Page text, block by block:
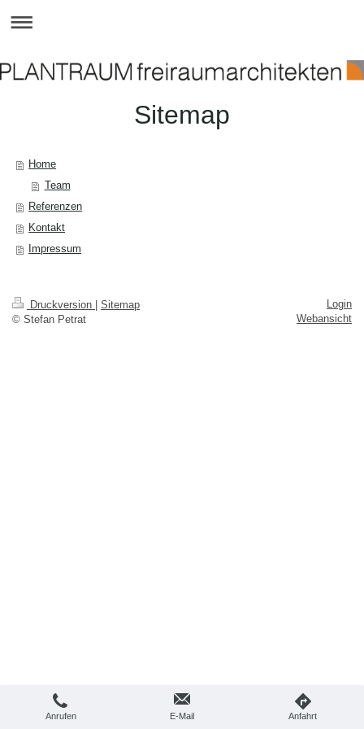
Sitemap
Home
Team
Referenzen
Kontakt
Impressum
Druckversion
Sitemap
© Stefan Petrat
Login
Webansicht
Anrufen E-Mail Anfahrt